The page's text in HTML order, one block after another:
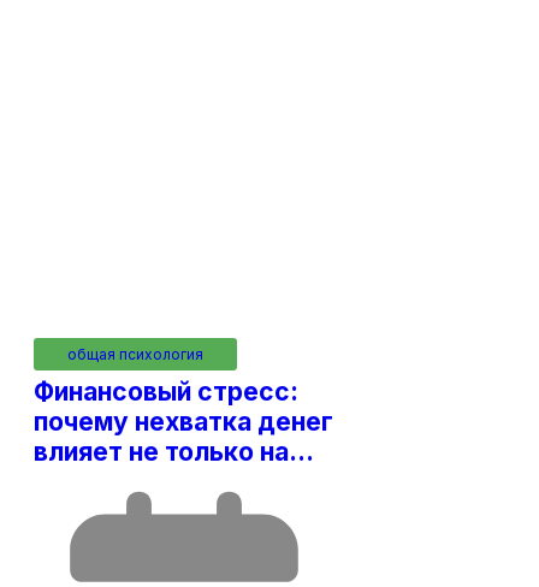
общая психология
Финансовый стресс:
почему нехватка денег
влияет не только на…